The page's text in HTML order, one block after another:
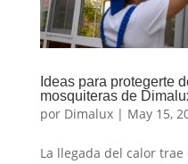
Ideas para protegerte
mosquiteras de
por Dimalux| May 15,
La llegada del calor